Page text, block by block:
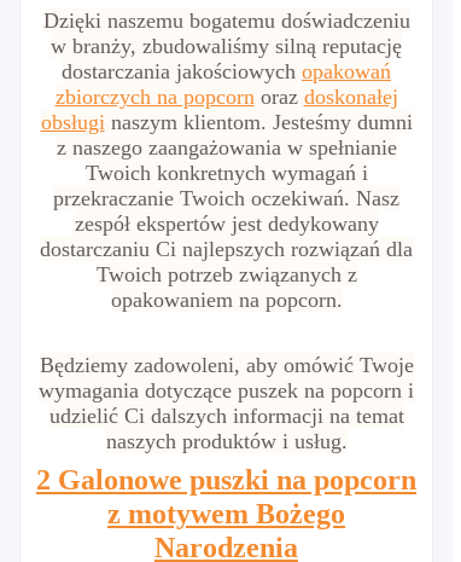
Dzięki naszemu bogatemu doświadczeniu
w branży, zbudowaliśmy silną reputację
dostarczania jakościowych opakowań
zbiorczych na popcornoraz doskonałej
obsługinaszym klientom. Jesteśmy dumni
z naszego zaangażowania w spełnianie
Twoich konkretnych wymagań i
przekraczanie Twoich oczekiwań. Nasz
zespół ekspertów jest dedykowany
dostarczaniu Ci najlepszych rozwiązań dla
Twoich potrzeb związanych z
opakowaniem na popcorn.
Będziemy zadowoleni, aby omówić Twoje
wymagania dotyczące puszek na popcorn i
udzielić Ci dalszych informacji na temat
naszych produktów i usług.
2 Galonowe puszki na popcorn
z motywem Bożego
Narodzenia